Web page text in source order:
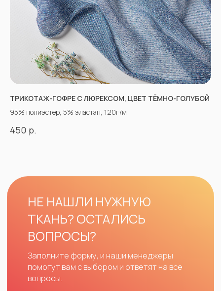
ТРИКОТАЖ-ГОФРЕ С ЛЮРЕКСОМ, ЦВЕТ ТЁМНО-ГОЛУБОЙ
95% полиэстер, 5% эластан, 120г/м
450 р.